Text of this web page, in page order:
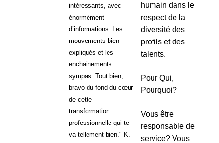
intéressants, avec
énormément
d’informations. Les
mouvements bien
expliqués et les
enchainements
sympas. Tout bien,
bravo du fond du cœur
de cette
transformation
professionnelle qui te
va tellement bien." K.
humain dans le
respect de la
diversité des
profils et des
talents.
Pour Qui,
Pourquoi?
Vous être
responsable de
service? Vous